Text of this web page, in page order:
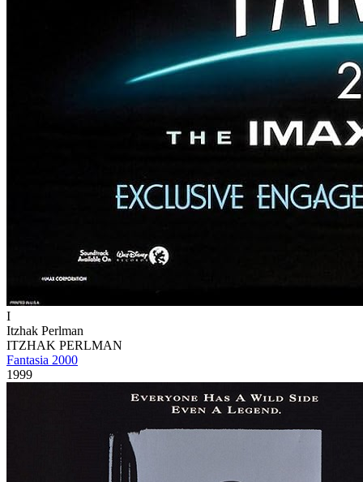
I
Itzhak Perlman
ITZHAK PERLMAN
Fantasia 2000
1999